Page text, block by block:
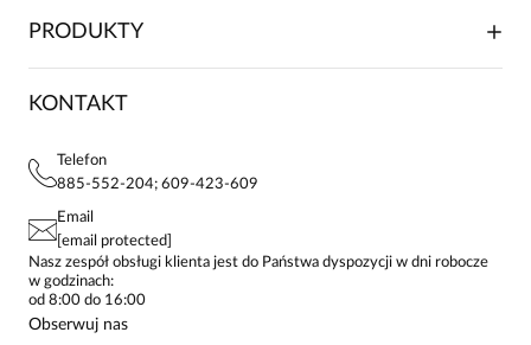
FRANCZYZA
KONTAKTY
SKŁADANIE ZAMÓWIENIA
FAQ
POLITYKA PRYWATNOŚCI
STREFA STAŁEGO KLIENTA
PRODUKTY
SUKIENKI
KOSZULE DAMSKIE
SPODNIE DAMSKIE
ŻAKIETY I MARYNARKI
SWETRY
BLUZY
KONTAKT
Telefon
885-552-204; 609-423-609
Email
[email protected]
Nasz zespół obsługi klienta jest do Państwa dyspozycji w dni robocze
w godzinach:
od 8:00 do 16:00
Obserwuj nas